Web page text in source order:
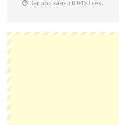
Запрос занял 0.0463 сек.